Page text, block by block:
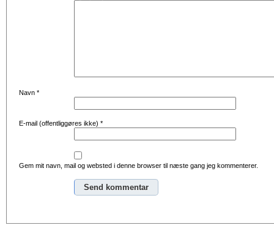
Navn *
E-mail (offentliggøres ikke) *
Gem mit navn, mail og websted i denne browser til næste gang jeg kommenterer.